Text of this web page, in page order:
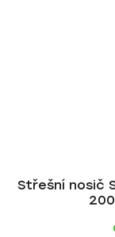
Střešní nosič